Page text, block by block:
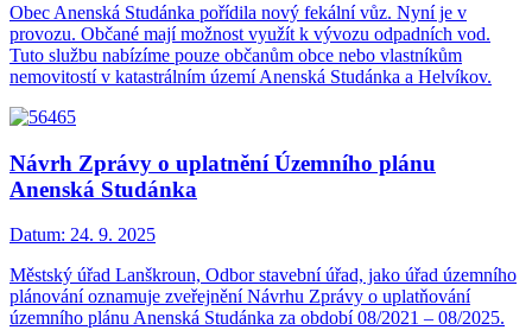
Obec Anenská Studánka pořídila nový fekální vůz. Nyní je v
provozu. Občané mají možnost využít k vývozu odpadních vod.
Tuto službu nabízíme pouze občanům obce nebo vlastníkům
nemovitostí v katastrálním území Anenská Studánka a Helvíkov.
Návrh Zprávy o uplatnění Územního plánu
Anenská Studánka
Datum: 24. 9. 2025
Městský úřad Lanškroun, Odbor stavební úřad, jako úřad územního
plánování oznamuje zveřejnění Návrhu Zprávy o uplatňování
územního plánu Anenská Studánka za období 08/2021 – 08/2025.